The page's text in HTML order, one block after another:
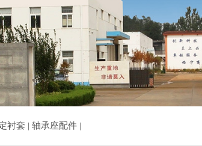
衬套 | 轴承座配件 |